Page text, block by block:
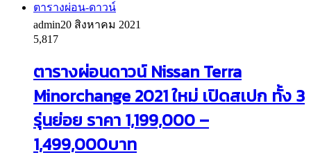
ตารางผ่อน-ดาวน์
admin20 สิงหาคม 2021
5,817
ตารางผ่อนดาวน์ Nissan Terra
Minorchange 2021 ใหม่ เปิดสเปก ทั้ง 3
รุ่นย่อย ราคา 1,199,000 –
1,499,000บาท